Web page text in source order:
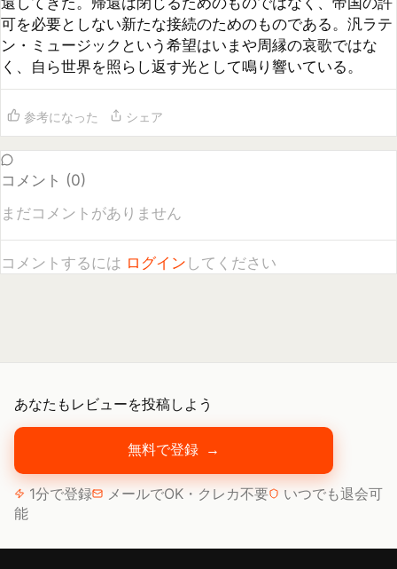
あなたもレビューを投稿しよう
無料で登録 →
1分で登録 メールでOK・クレカ不要
いつでも退会可
能